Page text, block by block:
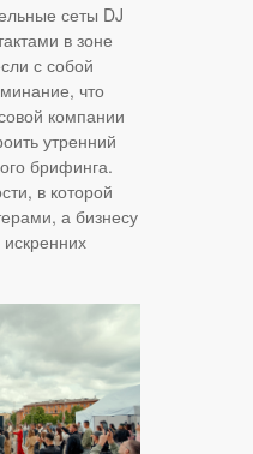
сеты DJ
в зоне
с собой
что
компании
утренний
брифинга.
в которой
а бизнесу